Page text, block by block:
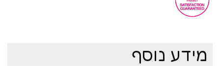
מידע נוסף